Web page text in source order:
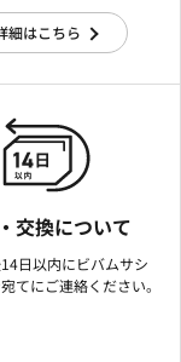
細はこちら
交換について
日以内にビバムサシ
てにご連絡ください。